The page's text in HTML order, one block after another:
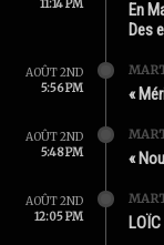
11:14 PM
En
Des
AOÛT 2ND
5:56 PM
«
AOÛT 2ND
5:48 PM
«
AOÛT 2ND
12:05 PM
LOÏC